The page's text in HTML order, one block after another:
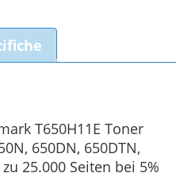
T650H11E Toner
650DN, 650DTN,
25.000 Seiten bei 5%